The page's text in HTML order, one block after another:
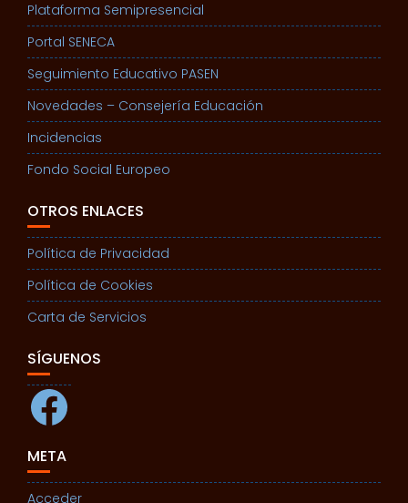
Plataforma Semipresencial
Portal SENECA
Seguimiento Educativo PASEN
Novedades – Consejería Educación
Incidencias
Fondo Social Europeo
OTROS ENLACES
Política de Privacidad
Política de Cookies
Carta de Servicios
SÍGUENOS
Facebook
META
Acceder